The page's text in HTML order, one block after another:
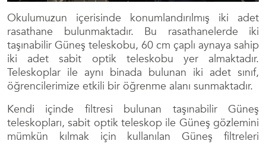
Okulumuzun içerisinde konumlandırılmış iki adet
rasathane bulunmaktadır. Bu rasathanelerde iki
taşınabilir Güneş teleskobu, 60 cm çaplı aynaya sahip
iki adet sabit optik teleskobu yer almaktadır.
Teleskoplar ile aynı binada bulunan iki adet sınıf,
öğrencilerimize etkili bir öğrenme alanı sunmaktadır.
Kendi içinde filtresi bulunan taşınabilir Güneş
teleskopları, sabit optik teleskop ile Güneş gözlemini
mümkün kılmak için kullanılan Güneş filtreleri